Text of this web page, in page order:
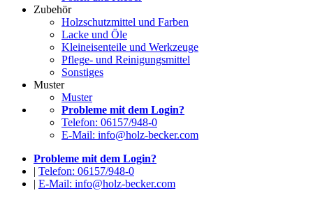
Zubehör
Holzschutzmittel und Farben
Lacke und Öle
Kleineisenteile und Werkzeuge
Pflege- und Reinigungsmittel
Sonstiges
Muster
Muster
Probleme mit dem Login?
Telefon: 06157/948-0
E-Mail: info@holz-becker.com
Probleme mit dem Login?
| Telefon: 06157/948-0
| E-Mail: info@holz-becker.com